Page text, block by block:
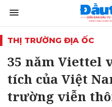
THỊ TRƯỜNG ĐỊA ỐC
35 năm Viettel
tích của Việt
trường viễn